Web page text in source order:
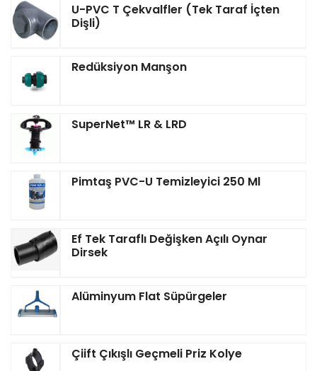
U-PVC T Çekvalfler (Tek Taraf İçten
Dişli)
Redüksiyon Manşon
SuperNet™ LR & LRD
Pimtaş PVC-U Temizleyici 250 Ml
Ef Tek Taraflı Değişken Açılı Oynar
Dirsek
Alüminyum Flat Süpürgeler
Çiift Çıkışlı Geçmeli Priz Kolye